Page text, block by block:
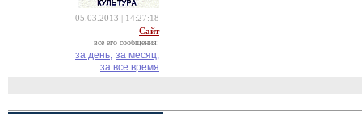
05.03.2013 | 14:27:18
Сайт
все его сообщения:
за день, за месяц,
за все время